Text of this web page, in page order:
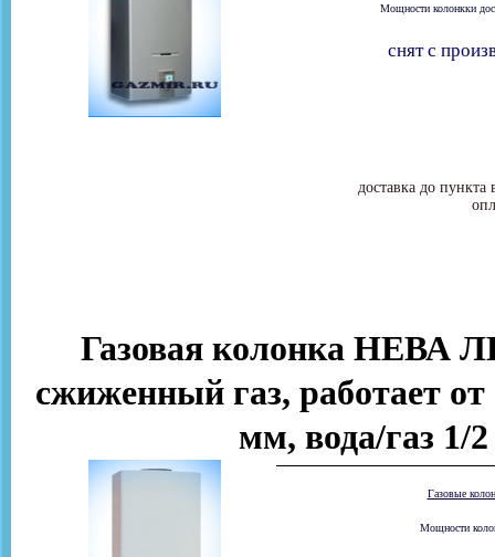
Мощности колонкки
доставка до
снят с
Газовая колонка НЕВА
сжиженный газ, работает
мм, вода/газ 1/
Газовые
Мощности